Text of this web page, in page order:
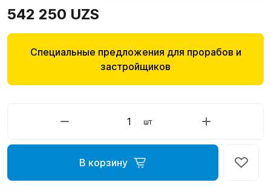
542 250 UZS
Специальные предложения для прорабов и
застройщиков
шт
В корзину